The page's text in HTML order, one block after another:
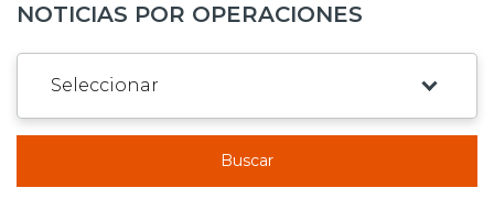
NOTICIAS POR OPERACIONES
Buscar